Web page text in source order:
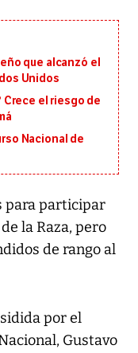
que alcanzó el
Unidos
el riesgo de
Nacional de
para participar
la Raza, pero
de rango al
por el
Gustavo